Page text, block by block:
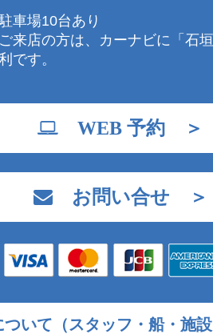
車場10台あり
来店の方は、カーナビに「石
です。
WEB 予約 ＞
お問い合せ ＞
ついて（スタッフ・船・施